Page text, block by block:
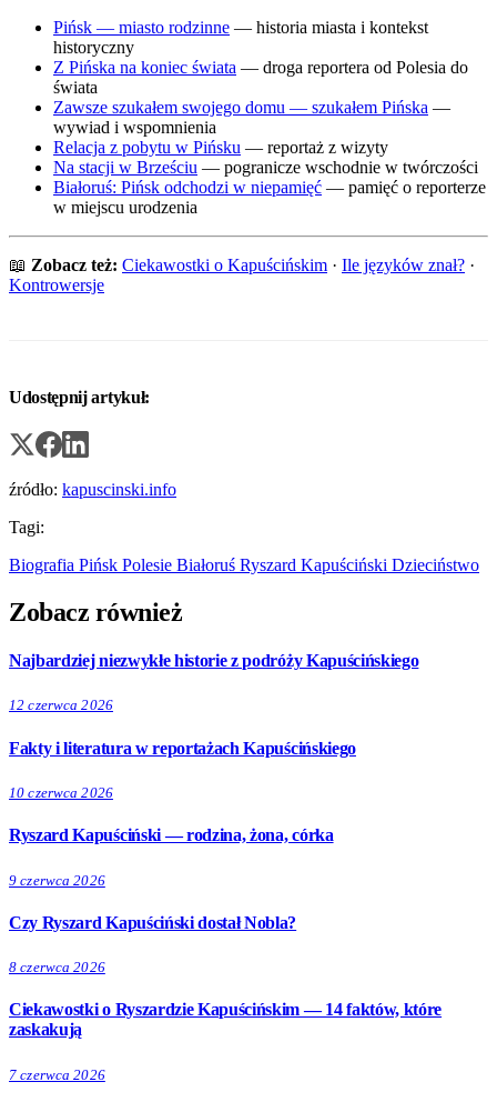
Pińsk — miasto rodzinne — historia miasta i kontekst
historyczny
Z Pińska na koniec świata — droga reportera od Polesia do
świata
Zawsze szukałem swojego domu — szukałem Pińska —
wywiad i wspomnienia
Relacja z pobytu w Pińsku — reportaż z wizyty
Na stacji w Brześciu — pogranicze wschodnie w twórczości
Białoruś: Pińsk odchodzi w niepamięć — pamięć o reporterze
w miejscu urodzenia
📖 Zobacz też: Ciekawostki o Kapuścińskim · Ile języków znał? ·
Kontrowersje
Udostępnij artykuł:
źródło: kapuscinski.info
Tagi:
Biografia Pińsk Polesie Białoruś Ryszard Kapuściński Dzieciństwo
Zobacz również
Najbardziej niezwykłe historie z podróży Kapuścińskiego
12 czerwca 2026
Fakty i literatura w reportażach Kapuścińskiego
10 czerwca 2026
Ryszard Kapuściński — rodzina, żona, córka
9 czerwca 2026
Czy Ryszard Kapuściński dostał Nobla?
8 czerwca 2026
Ciekawostki o Ryszardzie Kapuścińskim — 14 faktów, które
zaskakują
7 czerwca 2026